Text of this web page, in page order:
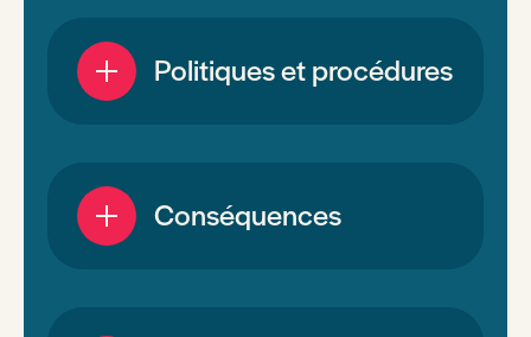
Politiques et procédures
Conséquences